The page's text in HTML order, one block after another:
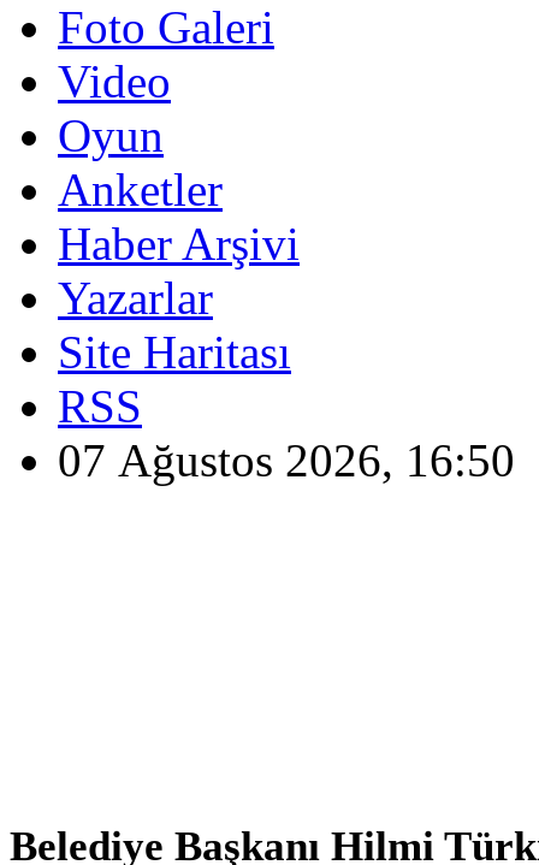
Foto Galeri
Video
Oyun
Anketler
Haber Arşivi
Yazarlar
Site Haritası
RSS
07 Ağustos 2026, 16:50
Belediye Başkanı Hilmi